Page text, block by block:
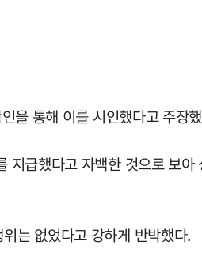
을 통해 이를 시인했다고 주장
급했다고 자백한 것으로 보
는 없었다고 강하게 반박했다.